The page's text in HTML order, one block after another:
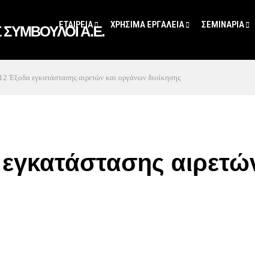
ΕΤΑΙΡΕΙΑ ΧΡΗΣΙΜΑ ΕΡΓΑΛΕΙΑ ΣΕΜΙΝΑΡΙΑ
Έξοδα εγκατάστασης αιρετών και οργάνων διοίκησης